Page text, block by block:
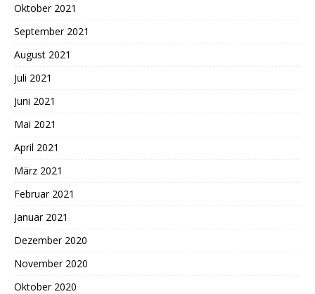
Oktober 2021
September 2021
August 2021
Juli 2021
Juni 2021
Mai 2021
April 2021
März 2021
Februar 2021
Januar 2021
Dezember 2020
November 2020
Oktober 2020